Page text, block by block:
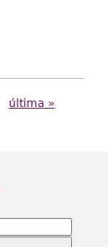
última »